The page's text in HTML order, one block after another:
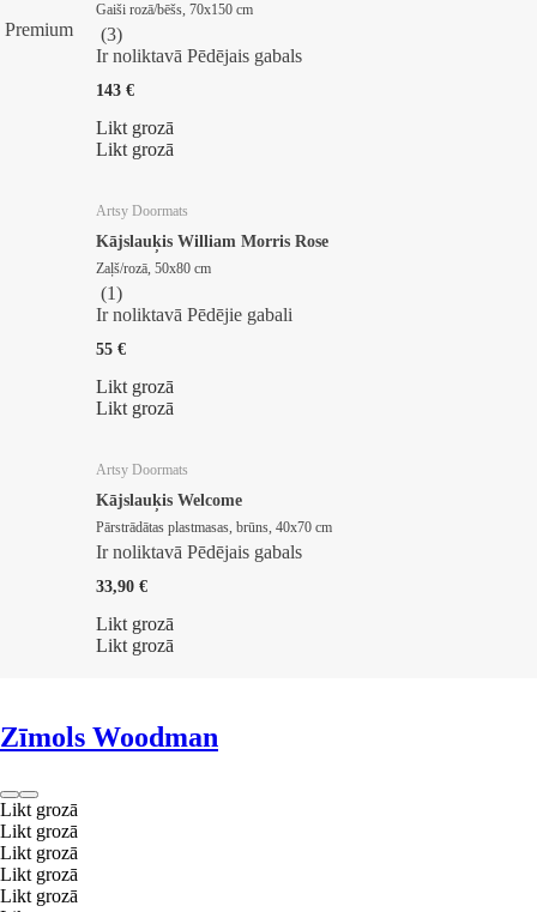
Premium
Gaiši rozā/bēšs, 70x150 cm
(3)
Ir noliktavā Pēdējais gabals
143 €
Likt grozā
Likt grozā
Artsy Doormats
Kājslauķis William Morris Rose
Zaļš/rozā, 50x80 cm
(1)
Ir noliktavā Pēdējie gabali
55 €
Likt grozā
Likt grozā
Artsy Doormats
Kājslauķis Welcome
Pārstrādātas plastmasas, brūns, 40x70 cm
Ir noliktavā Pēdējais gabals
33,90 €
Likt grozā
Likt grozā
Zīmols Woodman
Likt grozā
Likt grozā
Likt grozā
Likt grozā
Likt grozā